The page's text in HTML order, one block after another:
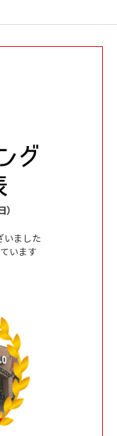
いました
います